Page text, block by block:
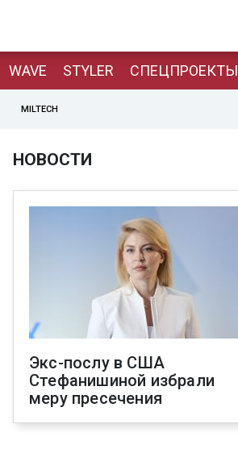
WAVE STYLER СПЕЦПРОЕКТЫ
MILTECH
НОВОСТИ
Экс-послу в США
Стефанишиной избрали
меру пресечения